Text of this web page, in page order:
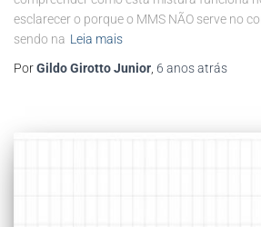
esclarecer o porque o MMS NÃO serve no
sendo na Leia mais
PorGildo Girotto Junior 6 anosatrás